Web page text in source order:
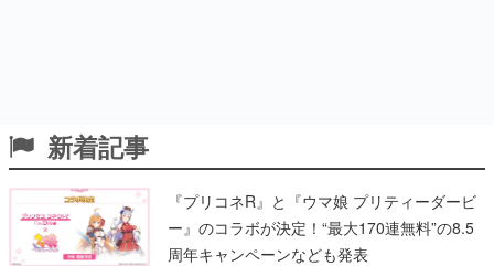
新着記事
『プリコネR』と『ウマ娘 プリティーダービ
ー』のコラボが決定！“最大170連無料”の8.5
周年キャンペーンなども発表